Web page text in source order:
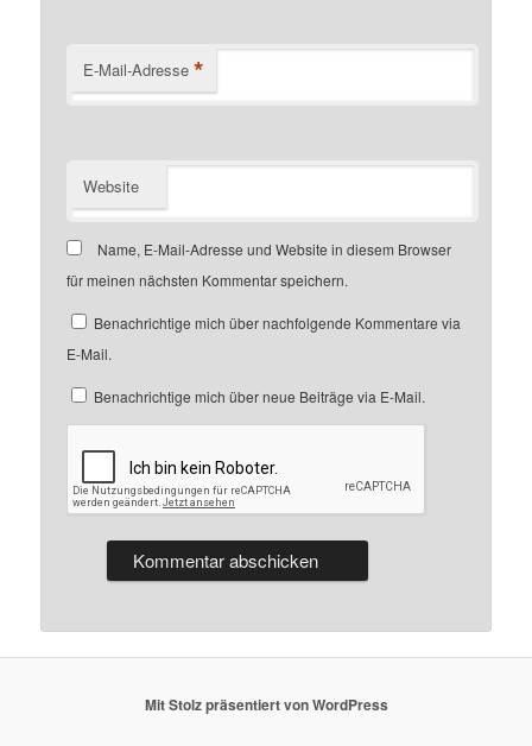
E-Mail-Adresse *
Website
Name, E-Mail-Adresse und Website in diesem Browser
für meinen nächsten Kommentar speichern.
Benachrichtige mich über nachfolgende Kommentare via
E-Mail.
Benachrichtige mich über neue Beiträge via E-Mail.
Mit Stolz präsentiert von WordPress